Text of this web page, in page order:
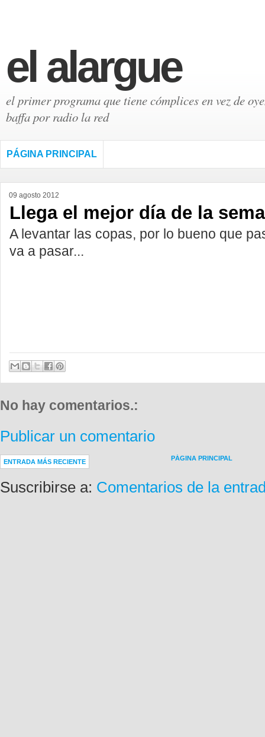
el alargue
el primer programa que tiene cómplices en vez de
baffa por radio la red
PÁGINA PRINCIPAL
09 agosto 2012
Llega el mejor día de la
A levantar las copas, por lo bueno que
va a pasar...
No hay comentarios.:
Publicar un comentario
ENTRADA MÁS RECIENTE PÁGINA PRINCIPAL
Suscribirse a: Comentarios de la